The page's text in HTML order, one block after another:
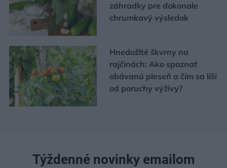
záhradky pre dokonale
chrumkavý výsledok
Hnedožlté škvrny na
rajčinách: Ako spoznať
obávanú pleseň a čím sa líši
od poruchy výživy?
Týždenné novinky emailom